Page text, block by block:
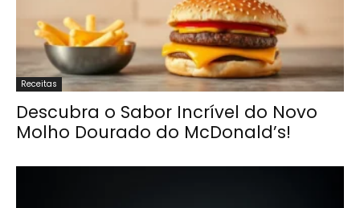
Receitas
Descubra o Sabor Incrível do Novo
Molho Dourado do McDonald’s!